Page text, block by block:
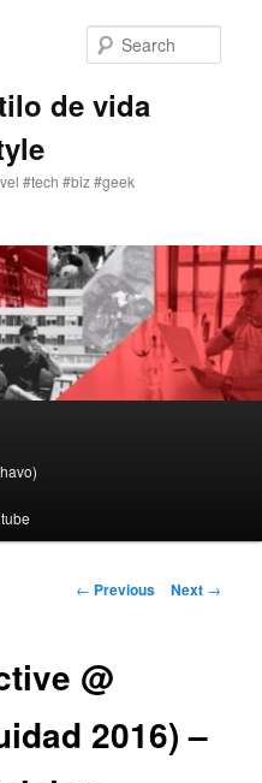
de vida
#tech #biz #geek
Post
← Previous Next →
@
2016) –